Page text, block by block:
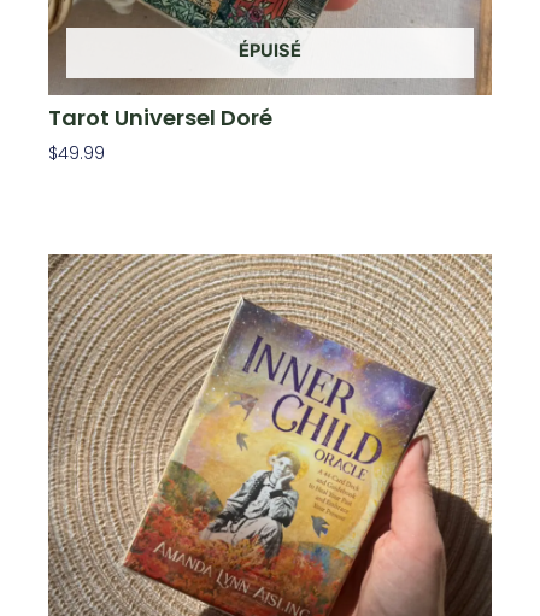
ÉPUISÉ
Tarot Universel Doré
$49.99